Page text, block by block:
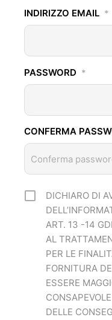
INDIRIZZO EMAIL *
PASSWORD *
CONFERMA
DICHIARO DI
ART. 13 -14
AL
PER LE
FORNITURA
ESSERE
DELLE